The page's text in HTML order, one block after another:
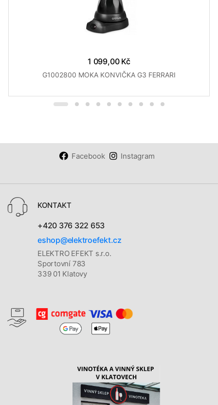
1 099,00 Kč
G1002800 MOKA KONVIČKA G3 FERRARI
Facebook Instagram
KONTAKT
+420 376 322 653
eshop@elektroefekt.cz
ELEKTRO EFEKT s.r.o.
Sportovní 783
339 01 Klatovy